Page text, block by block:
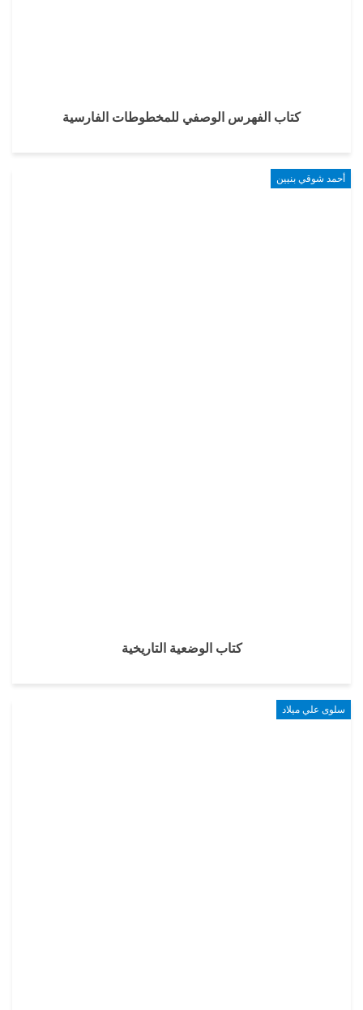
كتاب الفهرس الوصفي للمخطوطات الفارسية
أحمد شوقي بنيين
كتاب الوضعية التاريخية
سلوى علي ميلاد